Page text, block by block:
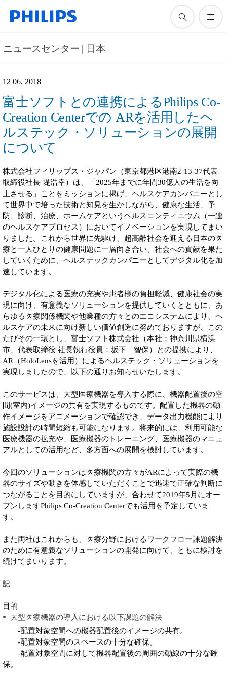
ニュースセンター | 日本
12 06, 2018
富士ソフトとの連携によるPhilips Co-
Creation Centerでの ARを活用したヘ
ルステック・ソリューションの展開
について
株式会社フィリップス・ジャパン（東京都港区港南2-13-37代表
取締役社長 堤浩幸）は、「2025年までに年間30億人の生活を向
上させる」ことをミッションに掲げ、ヘルスケアカンパニーとし
て世界中で培った技術と知見を生かしながら、健康な生活、予
防、診断、治療、ホームケアというヘルスコンティニウム（一連
のヘルスケアプロセス）においてイノベーションを実現してまい
りました。これから世界に先駆け、超高齢社会を迎える日本の医
療と一人ひとりの健康問題に一層向き合い、社会への貢献を果た
していくために、ヘルステックカンパニーとしてデジタル化を加
速しています。
デジタル化による医療の充実や患者様の負担軽減、健康社会の実
現に向け、有意義なソリューションを提供していくとともに、あ
らゆる医療関係機関や他業種の方々とのエコシステムにより、ヘ
ルスケアの未来に向け新しい価値創造に努めておりますが、この
たびその一環とし、富士ソフト株式会社（本社：神奈川県横浜
市、代表取締役 社長執行役員：坂下 智保）との提携により、
AR（HoloLensを活用）によるヘルステック・ソリューションを
実現しましたので、以下の通りお知らせいたします。
このサービスは、大型医療機器を導入する際に、機器配置後の空
間(室内)イメージの共有を実現するものです。配置した機器の動
作イメージをアニメーションで確認でき、データ出力機能により
施設設計の時間短縮も可能になります。将来的には、利用可能な
医療機器の拡充や、医療機器のトレーニング、医療機器のマニュ
アルとしての活用など、多方面への展開を検討しています。
今回のソリューションは医療機関の方々がARによって実際の機
器のサイズや動きを体感していただくことで迅速で正確な判断に
つながることを目的にしていますが、合わせて2019年5月にオー
プンしますPhilips Co-Creation Centerでも活用を予定していま
す。
また両社はこれからも、医療分野におけるワークフロー課題解決
のために有意義なソリューションの開発に向けて、ともに検討を
続けてまいります。
記
目的
大型医療機器の導入における以下課題の解決
-配置対象空間への機器配置後のイメージの共有。
-配置対象空間のスペースの十分な確保。
-配置対象空間に対して機器配置後の周囲の動線の十分な確
保。